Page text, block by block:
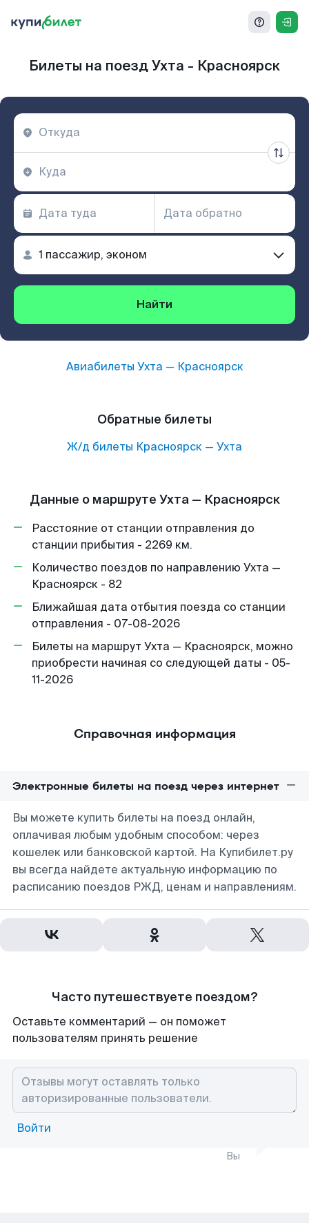
Билеты на поезд Ухта - Красноярск
Найти
Авиабилеты Ухта — Красноярск
Обратные билеты
Ж/д билеты Красноярск — Ухта
Данные о маршруте Ухта — Красноярск
Расстояние от станции отправления до
станции прибытия - 2269 км.
Количество поездов по направлению Ухта —
Красноярск - 82
Ближайшая дата отбытия поезда со станции
отправления - 07-08-2026
Билеты на маршрут Ухта — Красноярск, можно
приобрести начиная со следующей даты - 05-
11-2026
Справочная информация
Электронные билеты на поезд через интернет
Вы можете купить билеты на поезд онлайн,
оплачивая любым удобным способом: через
кошелек или банковской картой. На Купибилет.ру
вы всегда найдете актуальную информацию по
расписанию поездов РЖД, ценам и направлениям.
Часто путешествуете поездом?
Оставьте комментарий — он поможет
пользователям принять решение
Войти
Вы